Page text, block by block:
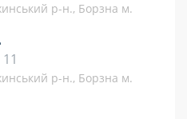
р-н., Борзна м.
р-н., Борзна м.